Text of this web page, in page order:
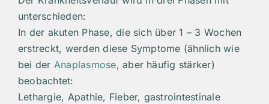
unterschieden:
In der akuten Phase, die sich über 1 – 3 Wochen
erstreckt, werden diese Symptome (ähnlich wie
bei der Anaplasmose, aber häufig stärker)
beobachtet:
Lethargie, Apathie, Fieber, gastrointestinale